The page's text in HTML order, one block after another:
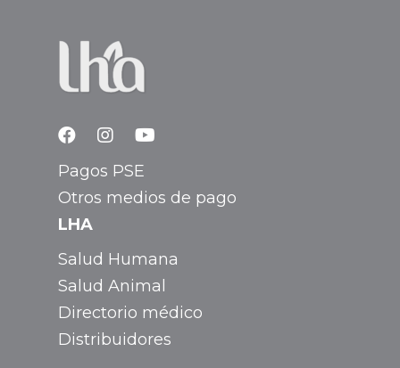
Pagos PSE
Otros medios de pago
LHA
Salud Humana
Salud Animal
Directorio médico
Distribuidores